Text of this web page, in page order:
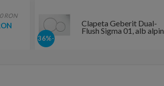
-36%
Clapeta Geberit Dual-
Flush Sigma 01, alb alpin
RON